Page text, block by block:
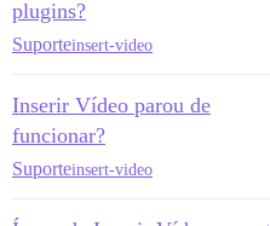
plugins?
Suporteinsert-video
Inserir Vídeo parou de
funcionar?
Suporteinsert-video